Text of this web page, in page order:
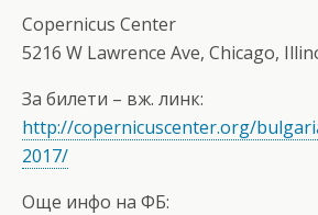
Copernicus Center
5216 W Lawrence Ave, Chicago,
За билети – вж. линк:
http://copernicuscenter.org/
2017/
Още инфо на ФБ: